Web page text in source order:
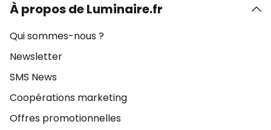
À propos de Luminaire.fr
Qui sommes-nous ?
Newsletter
SMS News
Coopérations marketing
Offres promotionnelles